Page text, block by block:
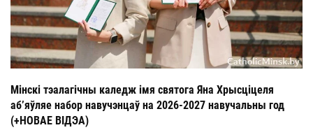
Мінскі тэалагічны каледж імя святога Яна Хрысціцеля
аб’яўляе набор навучэнцаў на 2026-2027 навучальны год
(+НОВАЕ ВІДЭА)